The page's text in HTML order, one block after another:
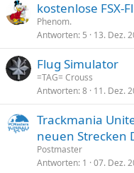
kostenlose FSX-
Phenom.
Antworten 5 13. Dez.
Flug Simulator
=TAG= Crouss
Antworten 8 11. Dez.
Trackmania
neuen Strecken
Postmaster
Antworten 1 07. Dez.